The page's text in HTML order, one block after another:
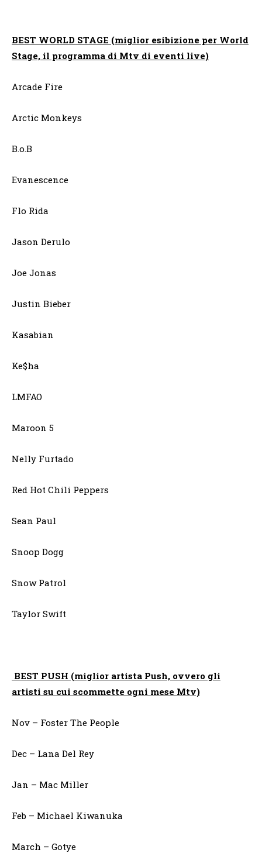
BEST WORLD STAGE (miglior esibizione per World
Stage, il programma di Mtv di eventi live)
Arcade Fire
Arctic Monkeys
B.o.B
Evanescence
Flo Rida
Jason Derulo
Joe Jonas
Justin Bieber
Kasabian
Ke$ha
LMFAO
Maroon 5
Nelly Furtado
Red Hot Chili Peppers
Sean Paul
Snoop Dogg
Snow Patrol
Taylor Swift
BEST PUSH (miglior artista Push, ovvero gli
artisti su cui scommette ogni mese Mtv)
Nov – Foster The People
Dec – Lana Del Rey
Jan – Mac Miller
Feb – Michael Kiwanuka
March – Gotye